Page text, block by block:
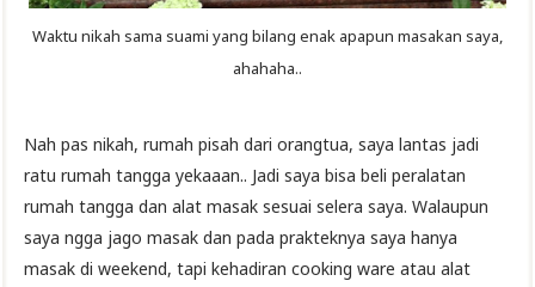
Waktu nikah sama suami yang bilang enak apapun masakan saya,
ahahaha..
Nah pas nikah, rumah pisah dari orangtua, saya lantas jadi
ratu rumah tangga yekaaan.. Jadi saya bisa beli peralatan
rumah tangga dan alat masak sesuai selera saya. Walaupun
saya ngga jago masak dan pada prakteknya saya hanya
masak di weekend, tapi kehadiran cooking ware atau alat